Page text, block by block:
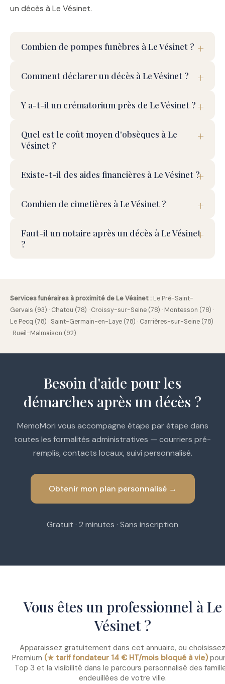
un décès à Le Vésinet.
Combien de pompes funèbres à Le Vésinet ?
Comment déclarer un décès à Le Vésinet ?
Y a-t-il un crématorium près de Le Vésinet ?
Quel est le coût moyen d'obsèques à Le
Vésinet ?
Existe-t-il des aides financières à Le Vésinet ?
Combien de cimetières à Le Vésinet ?
Faut-il un notaire après un décès à Le Vésinet
?
Services funéraires à proximité de Le Vésinet : Le Pré-Saint-
Gervais (93) · Chatou (78) · Croissy-sur-Seine (78) · Montesson (78) ·
Le Pecq (78) · Saint-Germain-en-Laye (78) · Carrières-sur-Seine (78)
· Rueil-Malmaison (92)
Besoin d'aide pour les
démarches après un décès ?
MemoMori vous accompagne étape par étape dans
toutes les formalités administratives — courriers pré-
remplis, contacts locaux, suivi personnalisé.
Obtenir mon plan personnalisé →
Gratuit · 2 minutes · Sans inscription
Vous êtes un professionnel à Le
Vésinet ?
Apparaissez gratuitement dans cet annuaire, ou choisissez
Premium (★ tarif fondateur 14 € HT/mois bloqué à vie)
Top 3 et la visibilité dans le parcours personnalisé des
endeuillées de votre ville.